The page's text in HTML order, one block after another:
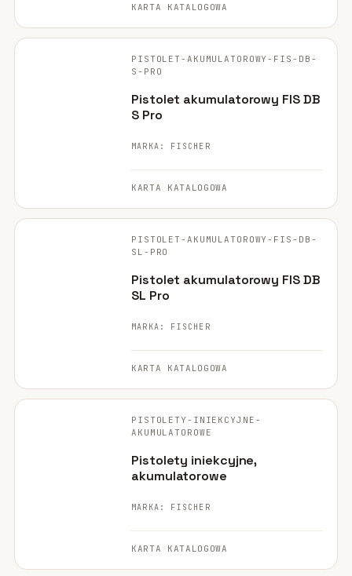
KARTA KATALOGOWA
FISCHER ·
ORYGINALNE ZDJĘCIE
PISTOLET-AKUMULATOROWY-FIS-DB-
S-PRO
Pistolet akumulatorowy FIS DB
S Pro
MARKA: FISCHER
KARTA KATALOGOWA
FISCHER ·
ORYGINALNE ZDJĘCIE
PISTOLET-AKUMULATOROWY-FIS-DB-
SL-PRO
Pistolet akumulatorowy FIS DB
SL Pro
MARKA: FISCHER
KARTA KATALOGOWA
FISCHER ·
ORYGINALNE ZDJĘCIE
PISTOLETY-INIEKCYJNE-
AKUMULATOROWE
Pistolety iniekcyjne,
akumulatorowe
MARKA: FISCHER
KARTA KATALOGOWA
FISCHER ·